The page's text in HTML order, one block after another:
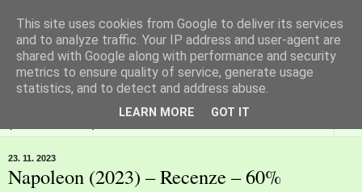
Filmspot
Recenze Honzy Vargy na filmové novinky v kinech
23. 11. 2023
Napoleon (2023) – Recenze – 60%
This site uses cookies from Google to deliver its services
and to analyze traffic. Your IP address and user-agent are
shared with Google along with performance and security
metrics to ensure quality of service, generate usage
statistics, and to detect and address abuse.
LEARN MORE GOT IT